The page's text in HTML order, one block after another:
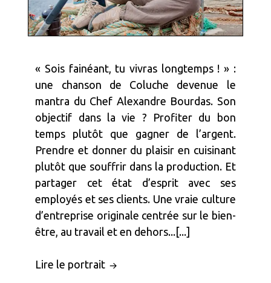
« Sois fainéant, tu vivras longtemps ! » :
une chanson de Coluche devenue le
mantra du Chef Alexandre Bourdas. Son
objectif dans la vie ? Profiter du bon
temps plutôt que gagner de l’argent.
Prendre et donner du plaisir en cuisinant
plutôt que souffrir dans la production. Et
partager cet état d’esprit avec ses
employés et ses clients. Une vraie culture
d’entreprise originale centrée sur le bien-
être, au travail et en dehors...[...]
Lire le portrait